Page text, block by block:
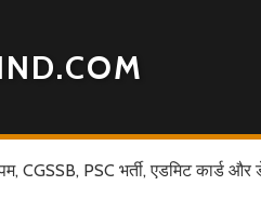
CGSSB, PSC भर्ती, एडमिट कार्ड